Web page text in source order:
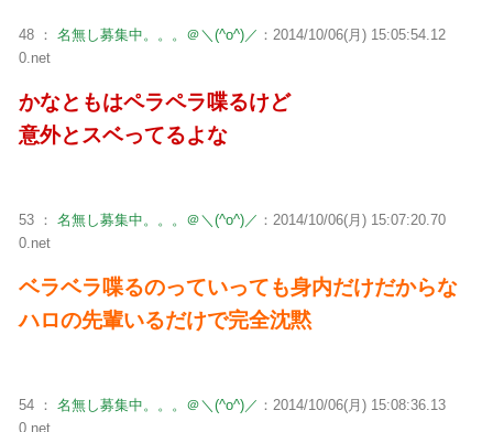
48 ： 名無し募集中。。。＠＼(^o^)／ ：2014/10/06(月) 15:05:54.12
0.net
かなともはペラペラ喋るけど
意外とスベってるよな
53 ： 名無し募集中。。。＠＼(^o^)／ ：2014/10/06(月) 15:07:20.70
0.net
ベラベラ喋るのっていっても身内だけだからな
ハロの先輩いるだけで完全沈黙
54 ： 名無し募集中。。。＠＼(^o^)／ ：2014/10/06(月) 15:08:36.13
0.net